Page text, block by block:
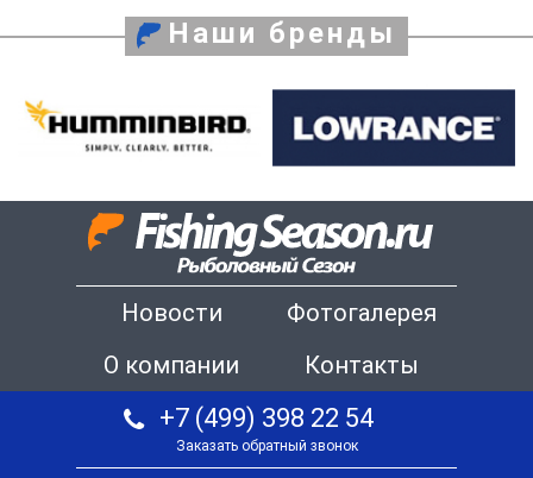
Наши бренды
Новости
Фотогалерея
О компании
Контакты
+7 (499) 398 22 54
Заказать обратный звонок